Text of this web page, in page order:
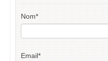
Nom*
Email*